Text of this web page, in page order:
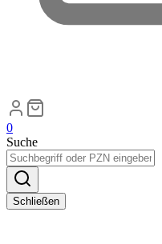
0
Suche
Schließen